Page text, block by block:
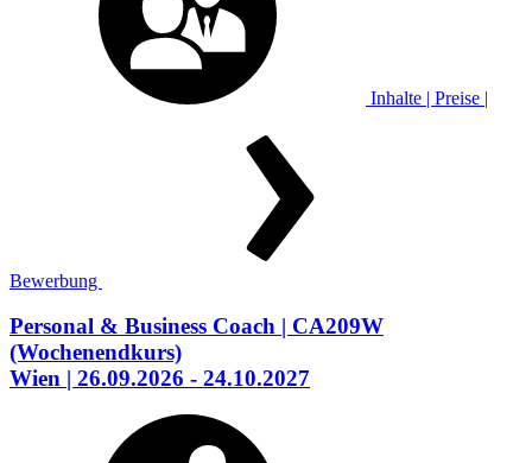
Inhalte | Preise |
Bewerbung
Personal & Business Coach | CA209W
(Wochenendkurs)
Wien | 26.09.2026 - 24.10.2027